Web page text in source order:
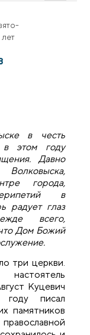
в честь
в этом году
Давно
города,
в
радует глаз
всего,
Дом Божий
три церкви.
Куцевич
году писал
памятников